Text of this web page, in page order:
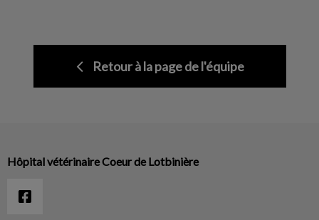
Retour à la page de l'équipe
Hôpital vétérinaire Coeur de Lotbinière